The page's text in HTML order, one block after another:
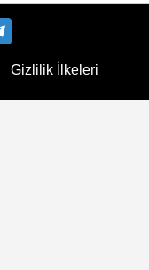
Gizlilik İlkeleri